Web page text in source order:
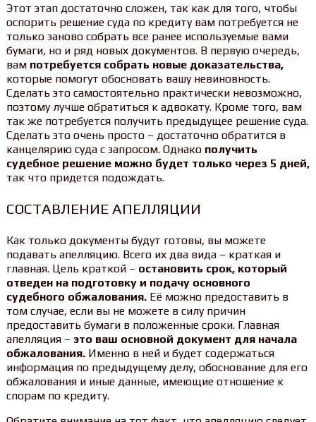
Этот этап достаточно сложен, так как для того, чтобы
оспорить решение суда по кредиту вам потребуется не
только заново собрать все ранее используемые вами
бумаги, но и ряд новых документов. В первую очередь,
вам потребуется собрать новые доказательства,
которые помогут обосновать вашу невиновность.
Сделать это самостоятельно практически невозможно,
поэтому лучше обратиться к адвокату. Кроме того, вам
так же потребуется получить предыдущее решение суда.
Сделать это очень просто – достаточно обратится в
канцелярию суда с запросом. Однако получить
судебное решение можно будет только через 5 дней,
так что придется подождать.
СОСТАВЛЕНИЕ АПЕЛЛЯЦИИ
Как только документы будут готовы, вы можете
подавать апелляцию. Всего их два вида – краткая и
главная. Цель краткой – остановить срок, который
отведен на подготовку и подачу основного
судебного обжалования.Её можно предоставить в
том случае, если вы не можете в силу причин
предоставить бумаги в положенные сроки. Главная
апелляция – это ваш основной документ для начала
обжалования.Именно в ней и будет содержаться
информация по предыдущему делу, обоснование для его
обжалования и иные данные, имеющие отношение к
спорам по кредиту.